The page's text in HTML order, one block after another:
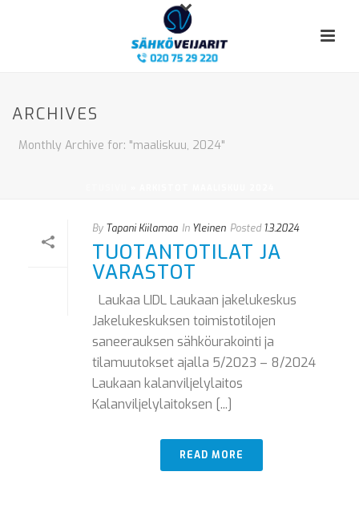
ARCHIVES
Monthly Archive for: "maaliskuu, 2024"
By Tapani Kiilamaa In Yleinen Posted 1.3.2024
TUOTANTOTILAT JA
VARASTOT
Laukaa LIDL Laukaan jakelukeskus
Jakelukeskuksen toimistotilojen
saneerauksen sähköurakointi ja
tilamuutokset ajalla 5/2023 – 8/2024
Laukaan kalanviljelylaitos
Kalanviljelylaitoksen [...]
READ MORE